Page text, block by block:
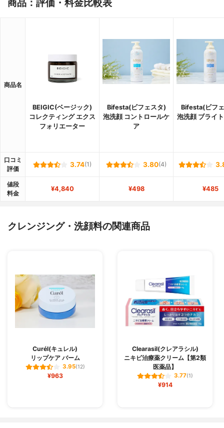
商品：評価・料金比較表
商品名
BEIGIC(ベージック)
コレクティング エクス
フォリエーター
Bifesta(ビフェスタ)
泡洗顔 コントロールケ
ア
Bifesta(ビフ
泡洗顔 ブライ
口コミ
評価
3.74(1) 3.80(4)
値段
料金
¥4,840 ¥498 ¥485
クレンジング・洗顔料の関連商品
Curél(キュレル)
リップケア バーム
3.95(12)
¥963
Clearasil(クレアラシル)
ニキビ治療薬クリーム【第2類
医薬品】
3.77(1)
¥914